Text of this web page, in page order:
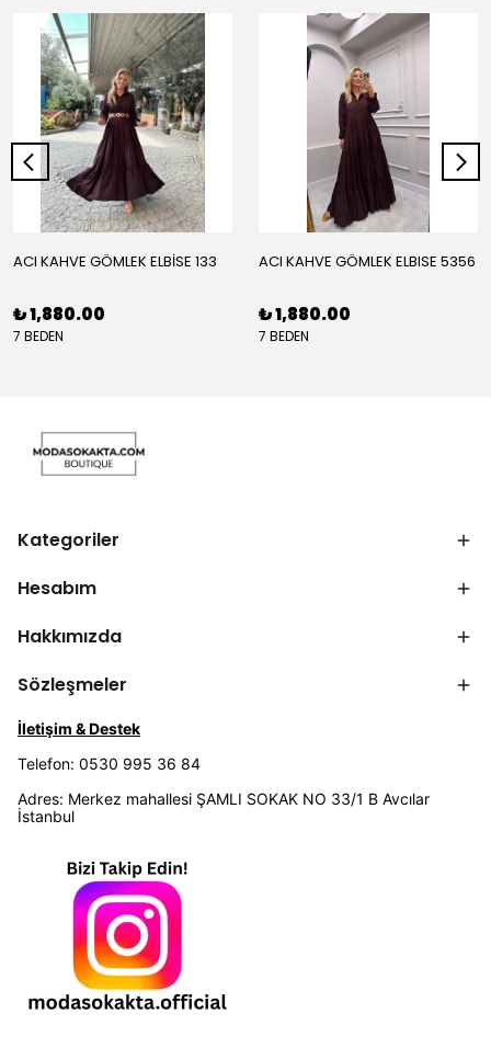
ACI KAHVE GÖMLEK ELBİSE 133
₺ 1,880.00
7 BEDEN
ACI KAHVE GÖMLEK ELBISE 5356
₺ 1,880.00
7 BEDEN
Kategoriler
Hesabım
Hakkımızda
Sözleşmeler
İletişim & Destek
Telefon: 0530 995 36 84
Adres: Merkez mahallesi ŞAMLI SOKAK NO 33/1 B Avcılar
İstanbul